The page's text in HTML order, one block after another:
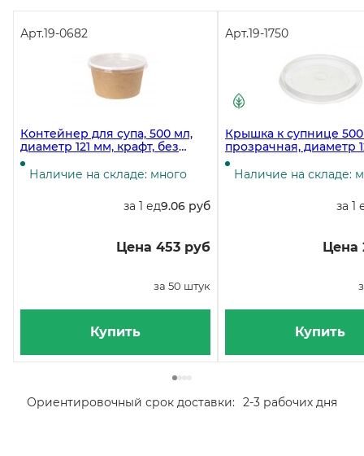
Арт.19-0682
Контейнер для супа, 500 мл,
диаметр 121 мм, крафт, без
крышки, в упаковке 50 штук
Наличие на складе: много
за 1 ед9.06 руб
Цена 453 руб
за 50 штук
Купить
Арт.19-1750
Крышка к супнице
прозрачная, диаметр
PP, 50 штук (супница
19-0682)
Наличие на складе:
за 1
Цена
Купить
Ориентировочный срок доставки: 2-3 рабочих дня